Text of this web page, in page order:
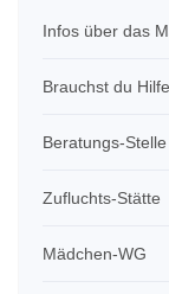
Infos über das
Brauchst du
Beratungs-Stelle
Zufluchts-Stätte
Mädchen-WG